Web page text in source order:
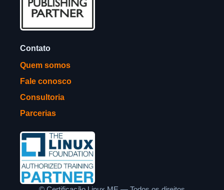
Contato
Quem somos
Fale conosco
Consultoria
Parcerias